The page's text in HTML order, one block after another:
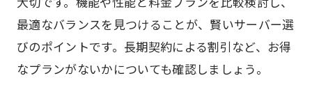
最適なバランスを見つけることが、賢いサーバー選
びのポイントです。長期契約による割引など、お得
なプランがないかについても確認しましょう。